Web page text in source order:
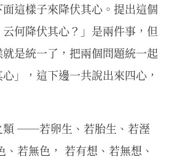
這樣子來降伏其心。提出這個
何降伏其心？」是兩件事，但
是統一了，把兩個問題統一起
」，這下邊一共說出來四心，
類 ──若卵生、若胎生、若溼
若無色， 若有想、若無想、